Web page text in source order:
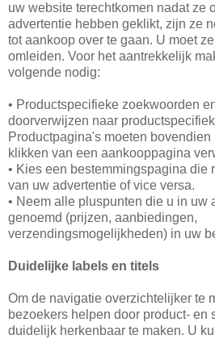
uw website terechtkomen nadat ze
advertentie hebben geklikt, zijn ze
tot aankoop over te gaan. U moet
omleiden. Voor het aantrekkelijk
volgende nodig:
• Productspecifieke zoekwoorden
doorverwijzen naar
Productpagina's moeten
klikken van een aankooppagina
• Kies een bestemmingspagina die
van uw advertentie of vice versa.
• Neem alle pluspunten die u in uw
genoemd (prijzen, aanbiedingen,
verzendingsmogelijkheden) in uw
Duidelijke labels en titels
Om de navigatie overzichtelijker te
bezoekers helpen door product- en
duidelijk herkenbaar te maken. U